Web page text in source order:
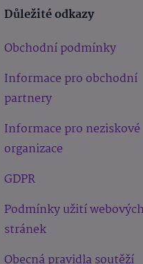
Důležité odkazy
Obchodní podmínky
Informace pro obchodní
partnery
Informace pro neziskové
organizace
GDPR
Podmínky užití
stránek
Obecná pravidla soutěží